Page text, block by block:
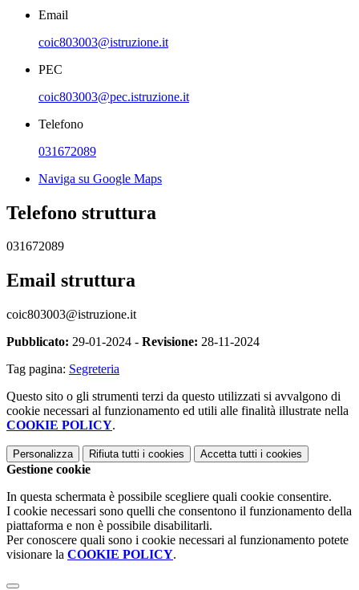
Email
coic803003@istruzione.it
PEC
coic803003@pec.istruzione.it
Telefono
031672089
Naviga su Google Maps
Telefono struttura
031672089
Email struttura
coic803003@istruzione.it
Pubblicato: 29-01-2024 - Revisione: 28-11-2024
Tag pagina: Segreteria
Questo sito o gli strumenti terzi da questo utilizzati si avvalgono di
cookie necessari al funzionamento ed utili alle finalità illustrate nella
COOKIE POLICY.
Personalizza Rifiuta tutti i cookies Accetta tutti i cookies
Gestione cookie
In questa schermata è possibile scegliere quali cookie consentire.
I cookie necessari sono quelli che consentono il funzionamento della
piattaforma e non è possibile disabilitarli.
Per conoscere quali sono i cookie necessari al funzionamento potete
visionare la COOKIE POLICY.